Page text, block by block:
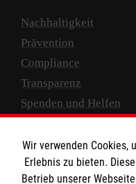
Nachhaltigkeit
Prävention
Compliance
Transparenz
Spenden und Helfen
Empfänger: Malteser
IBAN: DE10 3706
Wir verwenden Cookies,
Erlebnis zu bieten.
Betrieb unserer